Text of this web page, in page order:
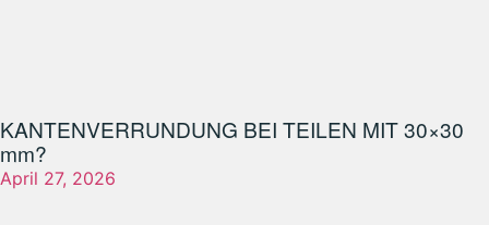
KANTENVERRUNDUNG BEI TEILEN MIT 30×30
mm?
April 27, 2026